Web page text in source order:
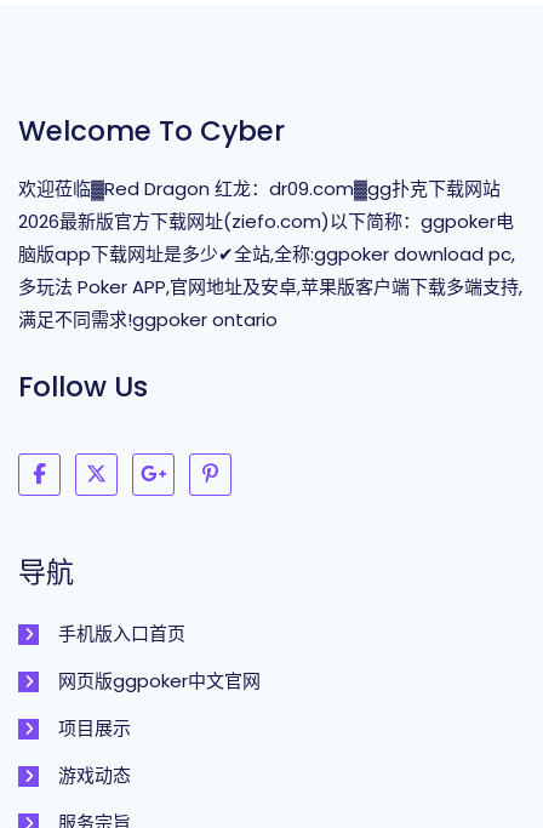
Welcome To Cyber
欢迎莅临▓Red Dragon 红龙：dr09.com▓gg扑克下载网站
2026最新版官方下载网址(ziefo.com)以下简称：ggpoker电
脑版app下载网址是多少✔全站,全称:ggpoker download pc,
多玩法 Poker APP,官网地址及安卓,苹果版客户端下载多端支持,
满足不同需求!ggpoker ontario
Follow Us
导航
手机版入口首页
网页版ggpoker中文官网
项目展示
游戏动态
服务宗旨